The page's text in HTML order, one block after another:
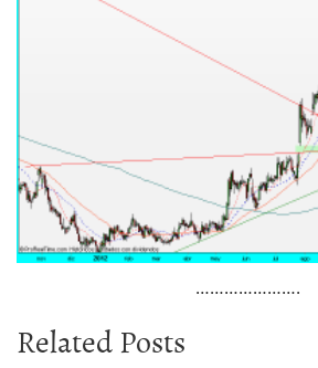
………………….
Related Posts